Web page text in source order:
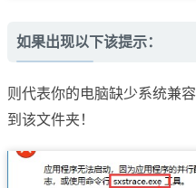
如果出现以下该提示：
则代表你的电脑缺少系统兼
到该文件夹！